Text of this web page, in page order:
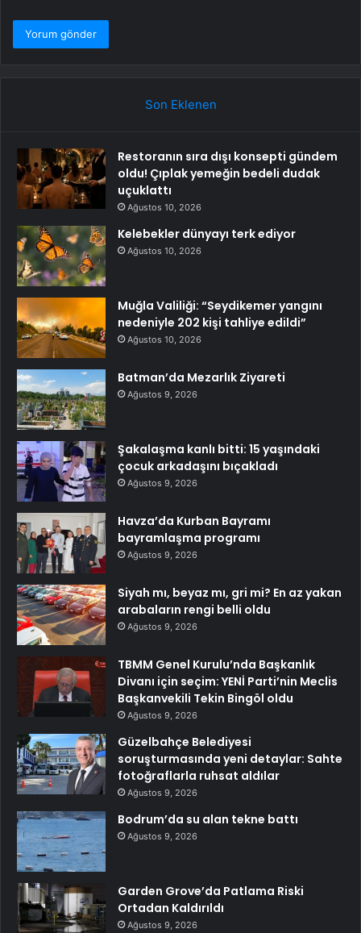
Son Eklenen
Restoranın sıra dışı konsepti gündem
oldu! Çıplak yemeğin bedeli dudak
uçuklattı
Ağustos 10, 2026
Kelebekler dünyayı terk ediyor
Ağustos 10, 2026
Muğla Valiliği: “Seydikemer yangını
nedeniyle 202 kişi tahliye edildi”
Ağustos 10, 2026
Batman’da Mezarlık Ziyareti
Ağustos 9, 2026
Şakalaşma kanlı bitti: 15 yaşındaki
çocuk arkadaşını bıçakladı
Ağustos 9, 2026
Havza’da Kurban Bayramı
bayramlaşma programı
Ağustos 9, 2026
Siyah mı, beyaz mı, gri mi? En az yakan
arabaların rengi belli oldu
Ağustos 9, 2026
TBMM Genel Kurulu’nda Başkanlık
Divanı için seçim: YENİ Parti’nin Meclis
Başkanvekili Tekin Bingöl oldu
Ağustos 9, 2026
Güzelbahçe Belediyesi
soruşturmasında yeni detaylar: Sahte
fotoğraflarla ruhsat aldılar
Ağustos 9, 2026
Bodrum’da su alan tekne battı
Ağustos 9, 2026
Garden Grove’da Patlama Riski
Ortadan Kaldırıldı
Ağustos 9, 2026